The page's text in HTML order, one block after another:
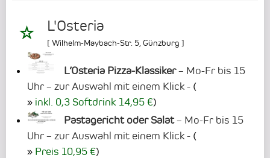
L'Osteria
[ Wilhelm-Maybach-Str. 5 Günzburg ]
L’Osteria Pizza-Klassiker– Mo-Fr bis 15
Uhr – zur Auswahl mit einem Klick - (
inkl. 0,3 Softdrink 14,95 €)
Pastagericht oder Salat– Mo-Fr bis 15
Uhr – zur Auswahl mit einem Klick - (
Preis 10,95 €)